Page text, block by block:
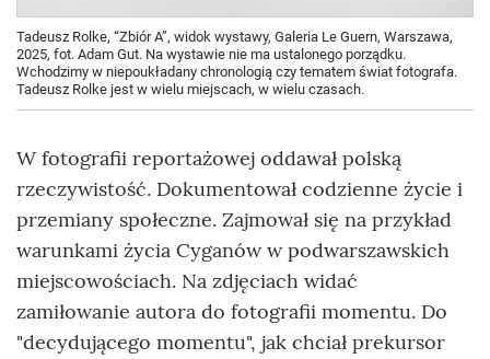
Tadeusz Rolke, “Zbiór A”, widok wystawy, Galeria Le Guern, Warszawa,
2025, fot. Adam Gut. Na wystawie nie ma ustalonego porządku.
Wchodzimy w niepoukładany chronologią czy tematem świat fotografa.
Tadeusz Rolke jest w wielu miejscach, w wielu czasach.
W fotografii reportażowej oddawał polską
rzeczywistość. Dokumentował codzienne życie i
przemiany społeczne. Zajmował się na przykład
warunkami życia Cyganów w podwarszawskich
miejscowościach. Na zdjęciach widać
zamiłowanie autora do fotografii momentu. Do
"decydującego momentu", jak chciał prekursor